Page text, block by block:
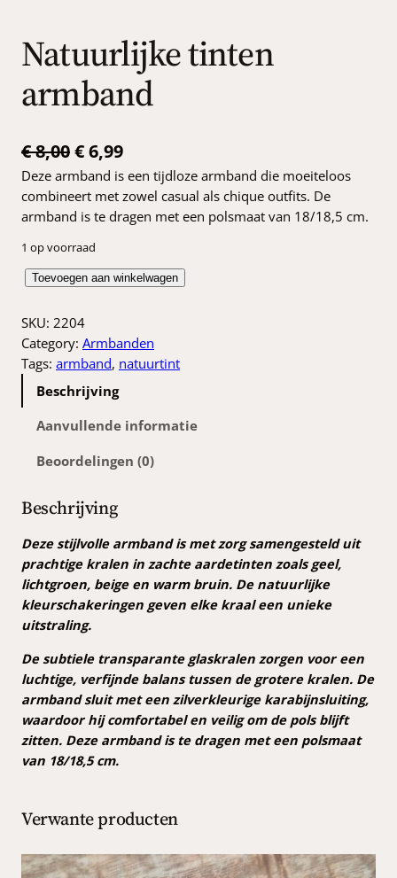
Natuurlijke tinten
armband
€8,00O
o
r
p
r
o
n
k
l
i
k
e
p
r
i
j
s
w
a
s
€
€6,99H
u
i
i
g
p
r
j
s
:
€
,
9
9
.
Deze armband is een tijdloze armband die moeiteloos
combineert met zowel casual als chique outfits. De
armband is te dragen met een polsmaat van 18/18,5 cm.
1 op voorraad
t
u
u
r
t
n
t
e
n
a
m
b
a
n
d
a
l
Toevoegen aan winkelwagen
SKU: 2204
Category: Armbanden
Tags: armband, natuurtint
Beschrijving
Aanvullende informatie
Beoordelingen (0)
Beschrijving
Deze stijlvolle armband is met zorg samengesteld uit
prachtige kralen in zachte aardetinten zoals geel,
lichtgroen, beige en warm bruin. De natuurlijke
kleurschakeringen geven elke kraal een unieke
uitstraling.
De subtiele transparante glaskralen zorgen voor een
luchtige, verfijnde balans tussen de grotere kralen. De
armband sluit met een zilverkleurige karabijnsluiting,
waardoor hij comfortabel en veilig om de pols blijft
zitten. Deze armband is te dragen met een polsmaat
van 18/18,5 cm.
Verwante producten